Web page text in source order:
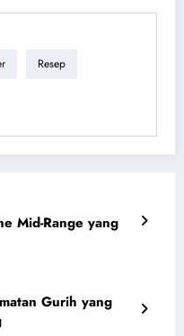
Resep
Mid-Range yang
Gurih yang